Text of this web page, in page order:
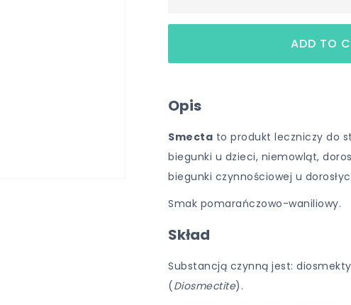
Opis
Smecta to produkt leczniczy do
biegunki u dzieci, niemowląt,
biegunki czynnościowej u
Smak pomarańczowo-waniliowy.
Skład
Substancją czynną jest:
(Diosmectite).